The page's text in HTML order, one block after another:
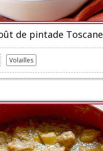
de pintade Toscane
Volailles